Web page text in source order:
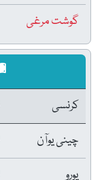
گوشت مرغی
کرنسی
چینی یوآن
یورو